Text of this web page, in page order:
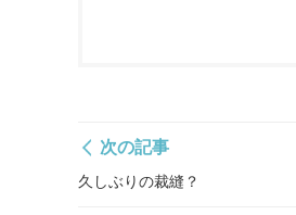
次の記事
久しぶりの裁縫？